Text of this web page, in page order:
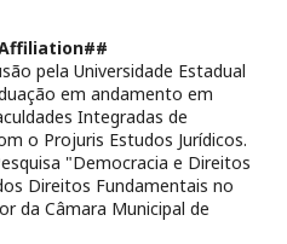
pela Universidade Estadual
em andamento em
Integradas de
o Projuris Estudos Jurídicos.
"Democracia e Direitos
Direitos Fundamentais no
da Câmara Municipal de